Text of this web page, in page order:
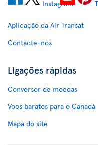
Aplicação da Air Transat
Contacte-nos
Ligações rápidas
Conversor de moedas
Voos baratos para o Canadá
Mapa do site